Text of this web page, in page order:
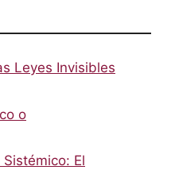
Leyes Invisibles
o
El